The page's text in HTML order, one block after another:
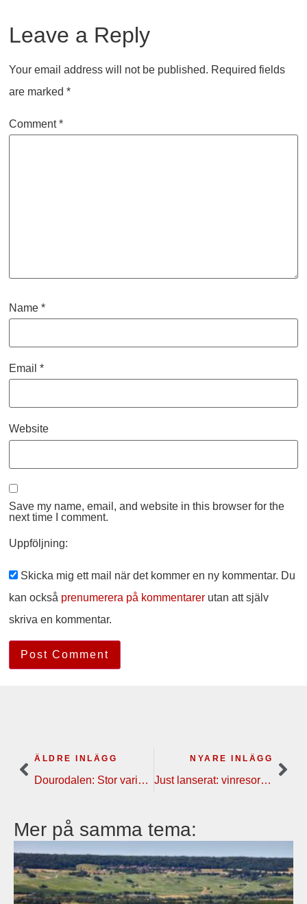
Leave a Reply
Your email address will not be published. Required fields
are marked *
Comment*
Name *
Email *
Website
Save my name, email, and website in this browser for the
next time I comment.
Uppföljning:
Skicka mig ett mail när det kommer en ny kommentar. Du
kan också prenumerera på kommentarer utan att själv
skriva en kommentar.
ÄLDRE INLÄGG
Dourodalen: Stor variation i landskap och i viner | vinresa
NYARE INLÄGG
Just lanserat: vinresor i vår, 2024, till Bordeaux och Champagne
Mer på samma tema: